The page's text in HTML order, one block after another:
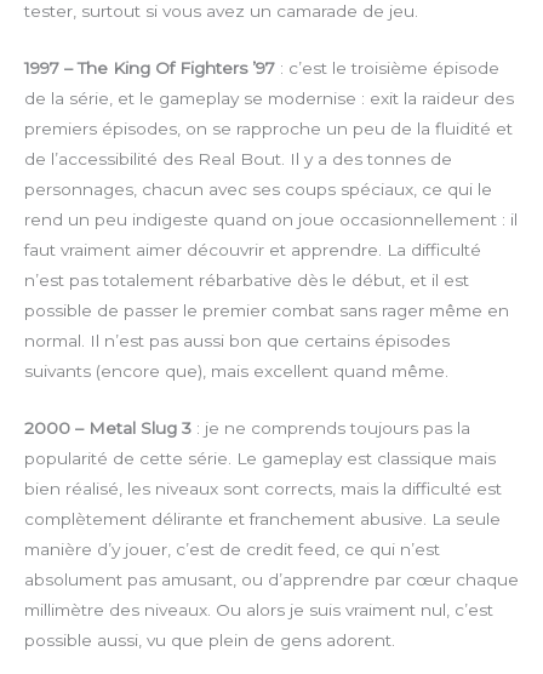
tester, surtout si vous avez un camarade de jeu.
1997 – The King Of Fighters ’97 : c’est le troisième épisode
de la série, et le gameplay se modernise : exit la raideur des
premiers épisodes, on se rapproche un peu de la fluidité et
de l’accessibilité des Real Bout. Il y a des tonnes de
personnages, chacun avec ses coups spéciaux, ce qui le
rend un peu indigeste quand on joue occasionnellement : il
faut vraiment aimer découvrir et apprendre. La difficulté
n’est pas totalement rébarbative dès le début, et il est
possible de passer le premier combat sans rager même en
normal. Il n’est pas aussi bon que certains épisodes
suivants (encore que), mais excellent quand même.
2000 – Metal Slug 3 : je ne comprends toujours pas la
popularité de cette série. Le gameplay est classique mais
bien réalisé, les niveaux sont corrects, mais la difficulté est
complètement délirante et franchement abusive. La seule
manière d’y jouer, c’est de credit feed, ce qui n’est
absolument pas amusant, ou d’apprendre par cœur chaque
millimètre des niveaux. Ou alors je suis vraiment nul, c’est
possible aussi, vu que plein de gens adorent.